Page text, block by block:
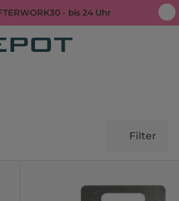
- bis 24 Uhr
Filter